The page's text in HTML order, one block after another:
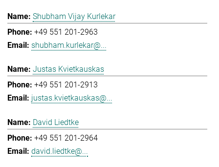
Shubham Vijay Kurlekar
+49 551 201-2963
shubham.kurlekar@...
Justas Kvietkauskas
+49 551 201-2913
justas.kvietkauskas@...
David Liedtke
+49 551 201-2964
david.liedtke@...